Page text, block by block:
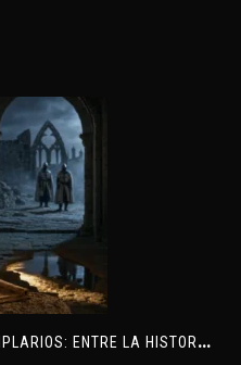
M
ARÍA MAGDALENA Y LOS TEMPLARIOS: ENTRE LA HISTORIA Y EL MISTERIO